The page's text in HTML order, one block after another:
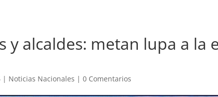
y alcaldes: metan lupa a la
| Noticias Nacionales |0 Comentarios